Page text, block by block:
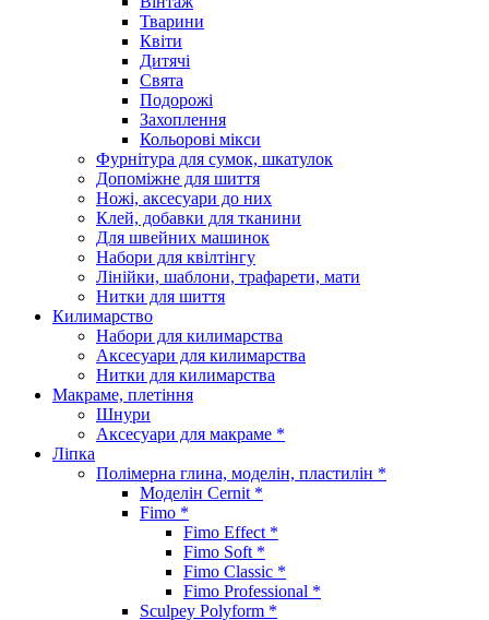
Тварини
Квіти
Дитячі
Свята
Подорожі
Захоплення
Кольорові мікси
Фурнітура для сумок, шкатулок
Допоміжне для шиття
Ножі, аксесуари до них
Клей, добавки для тканини
Для швейних машинок
Набори для квілтінгу
Лінійки, шаблони, трафарети, мати
Нитки для шиття
Килимарство
Набори для килимарства
Аксесуари для килимарства
Нитки для килимарства
Макраме, плетіння
Шнури
Аксесуари для макраме *
Ліпка
Полімерна глина, моделін, пластилін *
Моделін Cernit *
Fimo *
Fimo Effect *
Fimo Soft *
Fimo Classic *
Fimo Professional *
Sculpey Polyform *